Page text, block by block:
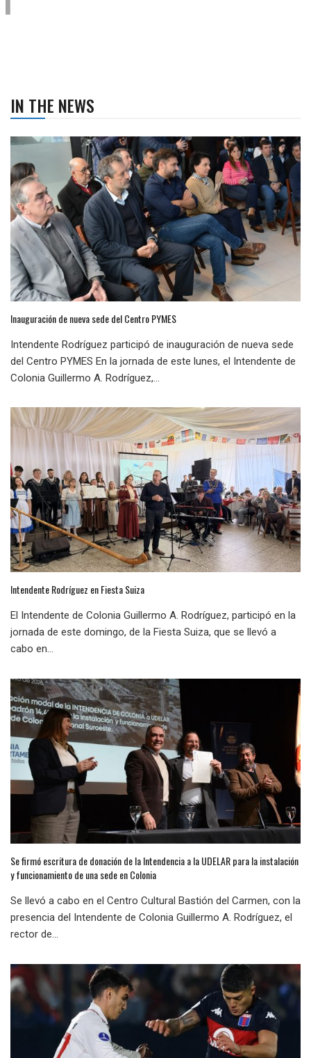
IN THE NEWS
Inauguración de nueva sede del Centro PYMES
Intendente Rodríguez participó de inauguración de nueva sede
del Centro PYMES En la jornada de este lunes, el Intendente de
Colonia Guillermo A. Rodríguez,...
Intendente Rodríguez en Fiesta Suiza
El Intendente de Colonia Guillermo A. Rodríguez, participó en la
jornada de este domingo, de la Fiesta Suiza, que se llevó a
cabo en...
Se firmó escritura de donación de la Intendencia a la UDELAR para la instalación
y funcionamiento de una sede en Colonia
Se llevó a cabo en el Centro Cultural Bastión del Carmen, con la
presencia del Intendente de Colonia Guillermo A. Rodríguez, el
rector de...